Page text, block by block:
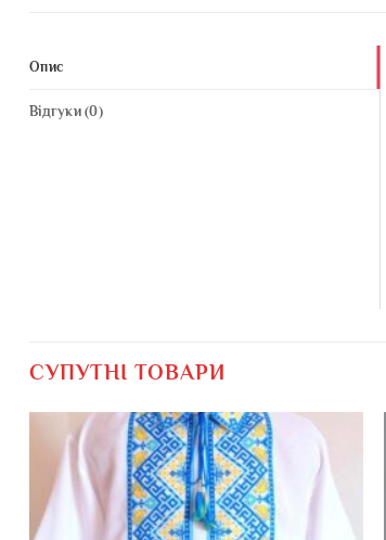
Опис
Відгуки (0)
СУПУТНІ ТОВАРИ
Додати
виріб у
вибране